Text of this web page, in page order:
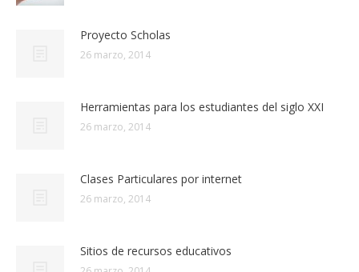
Proyecto Scholas
26 marzo, 2014
Herramientas para los estudiantes del siglo XXI
26 marzo, 2014
Clases Particulares por internet
26 marzo, 2014
Sitios de recursos educativos